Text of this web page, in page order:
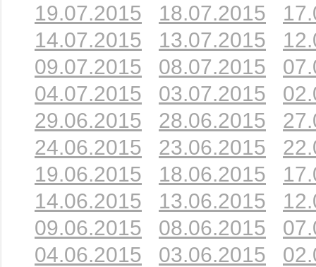
19.07.2015
18.07.2015
14.07.2015
13.07.2015
09.07.2015
08.07.2015
04.07.2015
03.07.2015
29.06.2015
28.06.2015
24.06.2015
23.06.2015
19.06.2015
18.06.2015
14.06.2015
13.06.2015
09.06.2015
08.06.2015
04.06.2015
03.06.2015